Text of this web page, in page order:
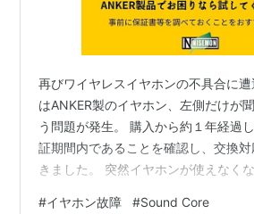
再びワイヤレスイヤホンの不具合に
はANKER製のイヤホン、左側だけが
う問題が発生。 購入から約１年経過
証期間内であることを確認し、交換
きました。 突然イヤホンが使えなく
#イヤホン故障 #Sound Core